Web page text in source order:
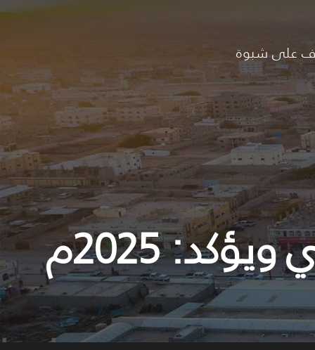
على شبوة
المحافظ بن الوزير يترأس المكتب التنفيذي ويؤكد: 2025م